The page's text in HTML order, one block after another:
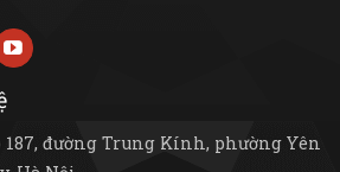
187, đường Trung Kính, phường Yên